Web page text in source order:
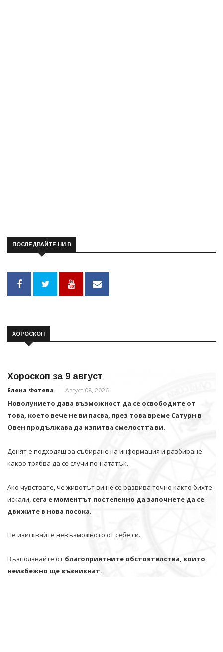
ПОСЛЕДВАЙТЕ НИ В
ХОРОСКОП
Хороскоп за 9 август
Елена Фотева Август 08, 2026
Новолунието дава възможност да се освободите от
това, което вече не ви пасва, през това време Сатурн в
Овен продължава да изпитва смелостта ви.
Денят е подходящ за събиране на информация и разбиране
какво трябва да се случи по-нататък.
Ако чувствате, че животът ви не се развива точно както бихте
искали, сега е моментът постепенно да започнете да се
движите в нова посока.
Не изисквайте невъзможното от себе си.
Възползвайте от благоприятните обстоятелства, които
неизбежно ще възникнат.